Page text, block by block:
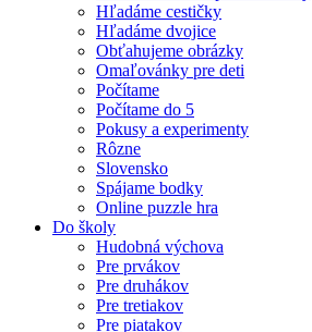
Hľadáme cestičky
Hľadáme dvojice
Obťahujeme obrázky
Omaľovánky pre deti
Počítame
Počítame do 5
Pokusy a experimenty
Rôzne
Slovensko
Spájame bodky
Online puzzle hra
Do školy
Hudobná výchova
Pre prvákov
Pre druhákov
Pre tretiakov
Pre piatakov